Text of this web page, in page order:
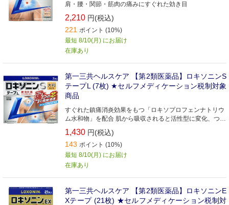
肩・腰・関節・筋肉の痛みにすぐれた効き目
2,210 円(税込)
221 ポイント (10%)
最短 8/10(月) にお届け
在庫あり
第一三共ヘルスケア 【第2類医薬品】ロキソニンS
テープL (7枚) ★セルフメディケーション税制対象
商品
すぐれた鎮痛消炎効果をもつ「ロキソプロフェンナトリウ
ム水和物」を配合 肌から吸収されると活性型に変化、つら
い痛みの芯まで直接浸透してしっかり効く
1,430 円(税込)
143 ポイント (10%)
最短 8/10(月) にお届け
在庫あり
第一三共ヘルスケア 【第2類医薬品】ロキソニンE
Xテープ (21枚) ★セルフメディケーション税制対